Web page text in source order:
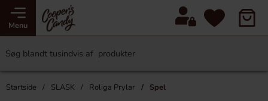
Menu
Startside SLASK Roliga Prylar Spel